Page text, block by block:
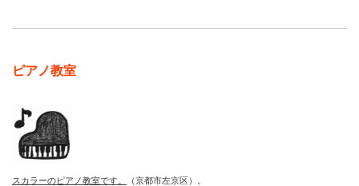
ピアノ教室
スカラーのピアノ教室です。
（京都市左京区）。